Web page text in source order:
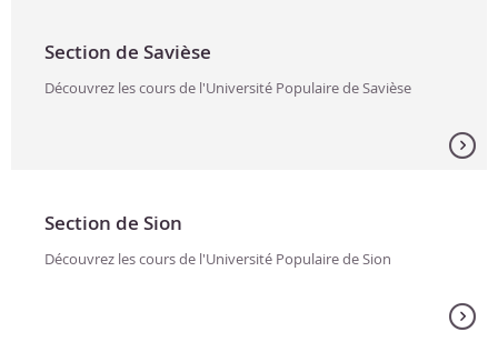
Section de Savièse
Découvrez les cours de l'Université Populaire de Savièse
Section de Sion
Découvrez les cours de l'Université Populaire de Sion